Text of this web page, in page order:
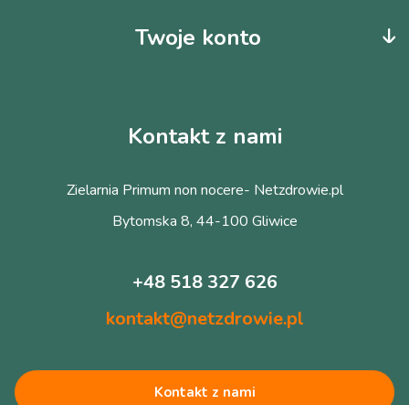
Twoje konto
Kontakt z nami
Zielarnia Primum non nocere- Netzdrowie.pl
Bytomska 8, 44-100 Gliwice
+48 518 327 626
kontakt@netzdrowie.pl
Kontakt z nami